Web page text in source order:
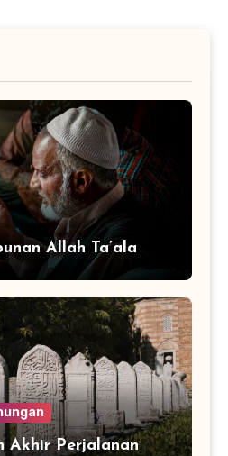
Allah Ta’ala
Akhir Perjalanan